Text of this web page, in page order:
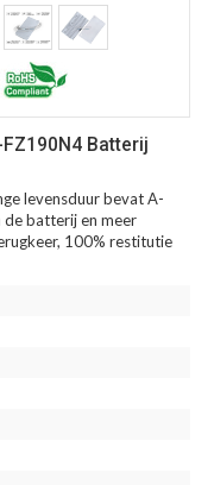
FZ190N4 Batterij
levensduur bevat A-
de batterij en meer
100% restitutie